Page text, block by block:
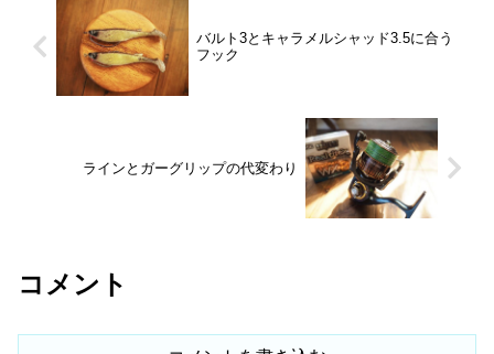
バルト3とキャラメルシャッド3.5に合う
フック
ラインとガーグリップの代変わり
コメント